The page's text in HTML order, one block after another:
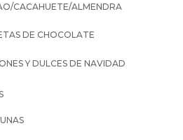
CACAHUETE/ALMENDRA
DE CHOCOLATE
Y DULCES DE NAVIDAD